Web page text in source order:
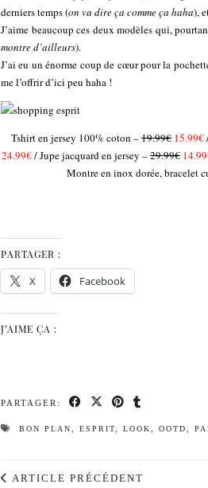
derniers temps (on va dire ça comme ça haha),
J’aime beaucoup ces deux modèles qui,
montre d’ailleurs).
J’ai eu un énorme coup de cœur pour la
me l’offrir d’ici peu haha !
Tshirt en jersey 100% coton –19.99€ 15.99€
24.99€/ Jupe jacquard en jersey –29.99€
Montre en inox dorée, bracelet
PARTAGER :
X Facebook
J’AIME ÇA :
PARTAGER:
BON PLAN ESPRIT LOOK OOTD
ARTICLE PRÉCÉDENT